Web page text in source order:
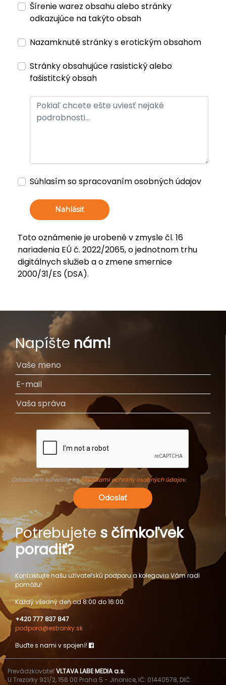
Šírenie warez obsahu alebo stránky
odkazujúce na takýto obsah
Nazamknuté stránky s erotickým obsahom
Stránky obsahujúce rasistický alebo
fašistitcký obsah
Súhlasím so spracovaním osobných údajov
Nahlásiť
Toto oznámenie je urobené v zmysle čl. 16
nariadenia EÚ č. 2022/2065, o jednotnom trhu
digitálnych služieb a o zmene smernice
2000/31/ES (DSA).
Napíšte nám!
Odoslaním súhlasíte soZásadami ochrany osobných údajov.
Odoslať
Potrebujete s čímkoľvek
poradiť?
Kontaktujte našu užívateľskú podporu a kolegovia Vám radi
pomôžu!
Každý všedný deň od 8:00 do 16:00.
+420 777 837 847
podpora@estranky.sk
Buďte s nami v spojení!
PrevádzkovateľVLTAVA LABE MEDIA a.s.
U Trezorky 921/2, 158 00 Praha 5 - Jinonice, IČ: 01440578, DIČ: